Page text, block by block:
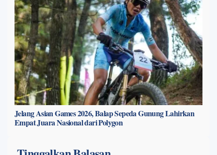
Jelang Asian Games 2026, Balap Sepeda Gunung Lahirkan
Empat Juara Nasional dari Polygon